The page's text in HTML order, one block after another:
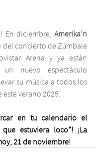
En diciembre, Amerika’n
del concierto de Zúmbale
Arena y ya están
nuevo espectáculo
su música a todos los
verano 2025.
en tu calendario el
estuviera loco”! ¡La
21 de noviembre!